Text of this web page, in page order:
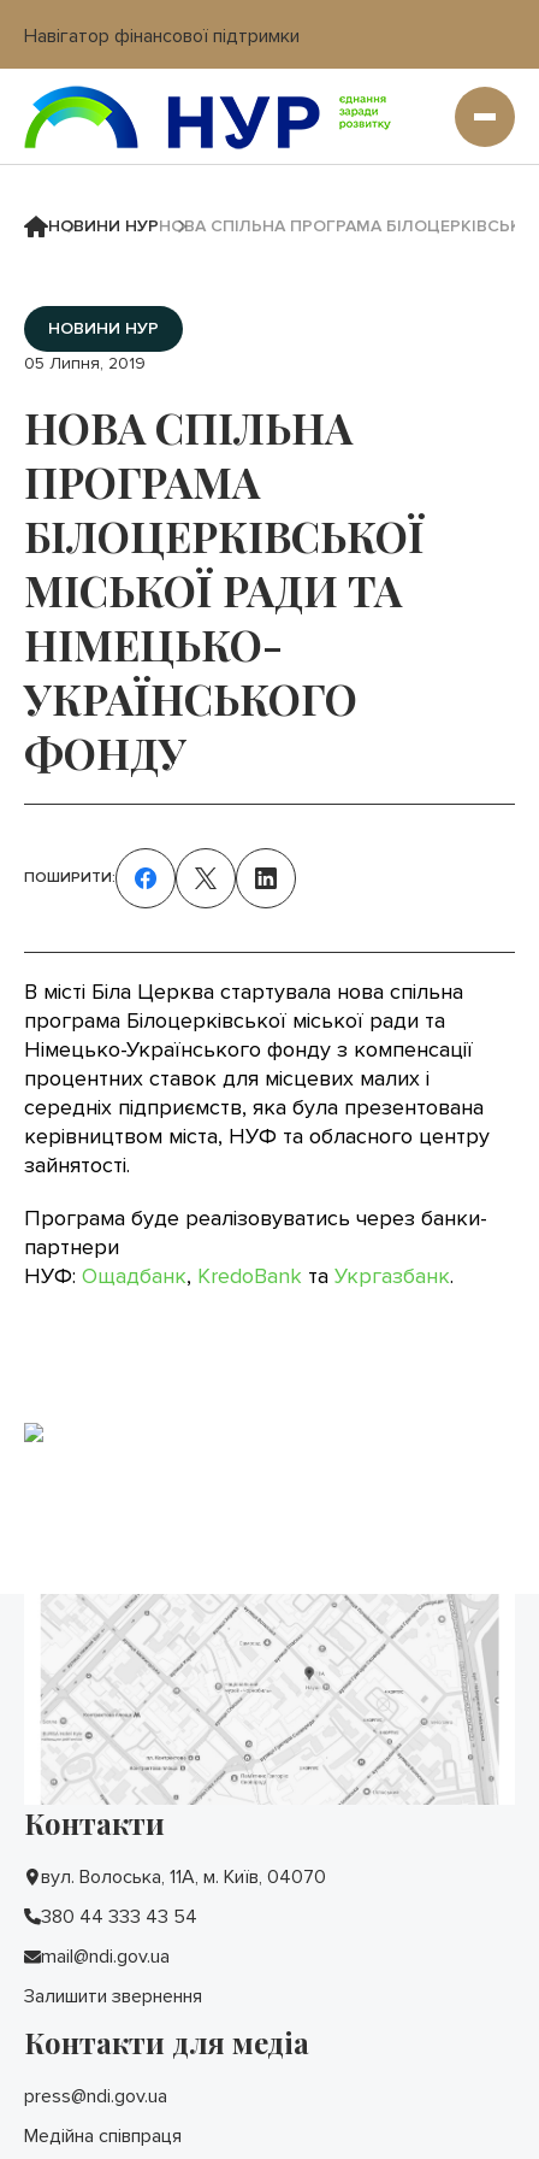
Навігатор фінансової підтримки
Вхід в кабінет IT платформи
НОВИНИ НУРНОВА СПІЛЬНА ПРОГРАМА
НОВИНИ НУР
05 Липня, 2019
НОВА СПІЛЬНА
ПРОГРАМА
БІЛОЦЕРКІВСЬКОЇ
МІСЬКОЇ РАДИ ТА
НІМЕЦЬКО-
УКРАЇНСЬКОГО
ФОНДУ
В місті Біла Церква стартувала нова спільна
програма Білоцерківської міської ради та
Німецько-Українського фонду з компенсації
процентних ставок для місцевих малих і
середніх підприємств, яка була презентована
керівництвом міста, НУФ та обласного центру
зайнятості.
Програма буде реалізовуватись через банки-
партнери
НУФ: Ощадбанк, KredoBank та Укргазбанк.
ПОШИРИТИ:
Контакти
вул. Волоська, 11А, м. Київ, 04070
380 44 333 43 54
mail@ndi.gov.ua
Залишити звернення
Контакти для медіа
press@ndi.gov.ua
Медійна співпраця